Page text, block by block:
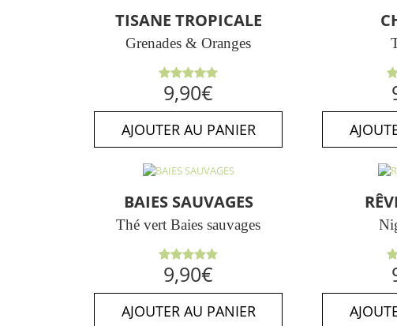
TISANE TROPICALE
Grenades & Oranges
Note5.00
sur 5
9,90€
AJOUTER AU PANIER
BAIES SAUVAGES
Thé vert Baies sauvages
Note5.00
sur 5
9,90€
AJOUTER AU PANIER